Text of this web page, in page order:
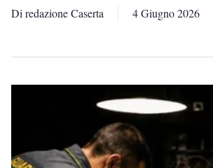
Di redazione Caserta 4 Giugno 2026